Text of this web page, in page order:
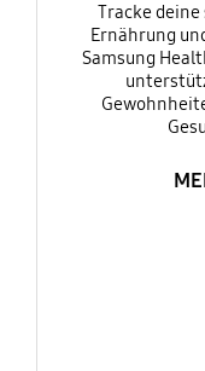
Tracke
Ernährung
Samsung